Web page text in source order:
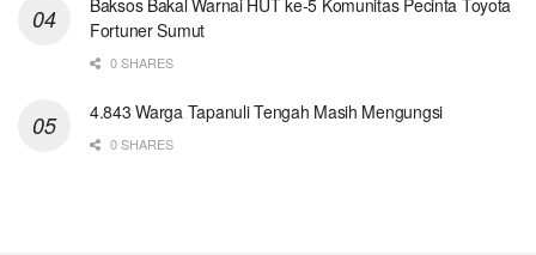
Baksos Bakal Warnai HUT ke-5 Komunitas Pecinta Toyota
Fortuner Sumut
0 SHARES
4.843 Warga Tapanuli Tengah Masih Mengungsi
0 SHARES